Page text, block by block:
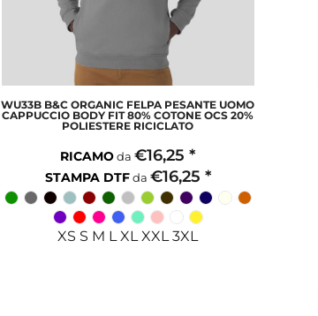
WU33B B&C ORGANIC FELPA PESANTE UOMO
CAPPUCCIO BODY FIT 80% COTONE OCS 20%
POLIESTERE RICICLATO
RICAMO da€16,25*
STAMPA DTFda €16,25 *
XS S M L XL XXL 3XL